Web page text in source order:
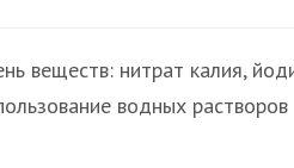
веществ: нитрат калия,
водных растворов